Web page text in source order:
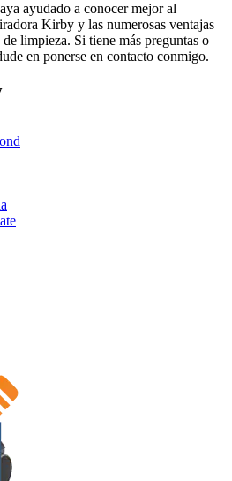
ayudado a conocer mejor al
Kirby y las numerosas ventajas
limpieza. Si tiene más preguntas o
en ponerse en contacto conmigo.